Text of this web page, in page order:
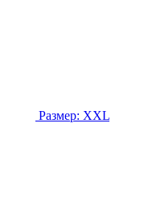
Размер: XXL